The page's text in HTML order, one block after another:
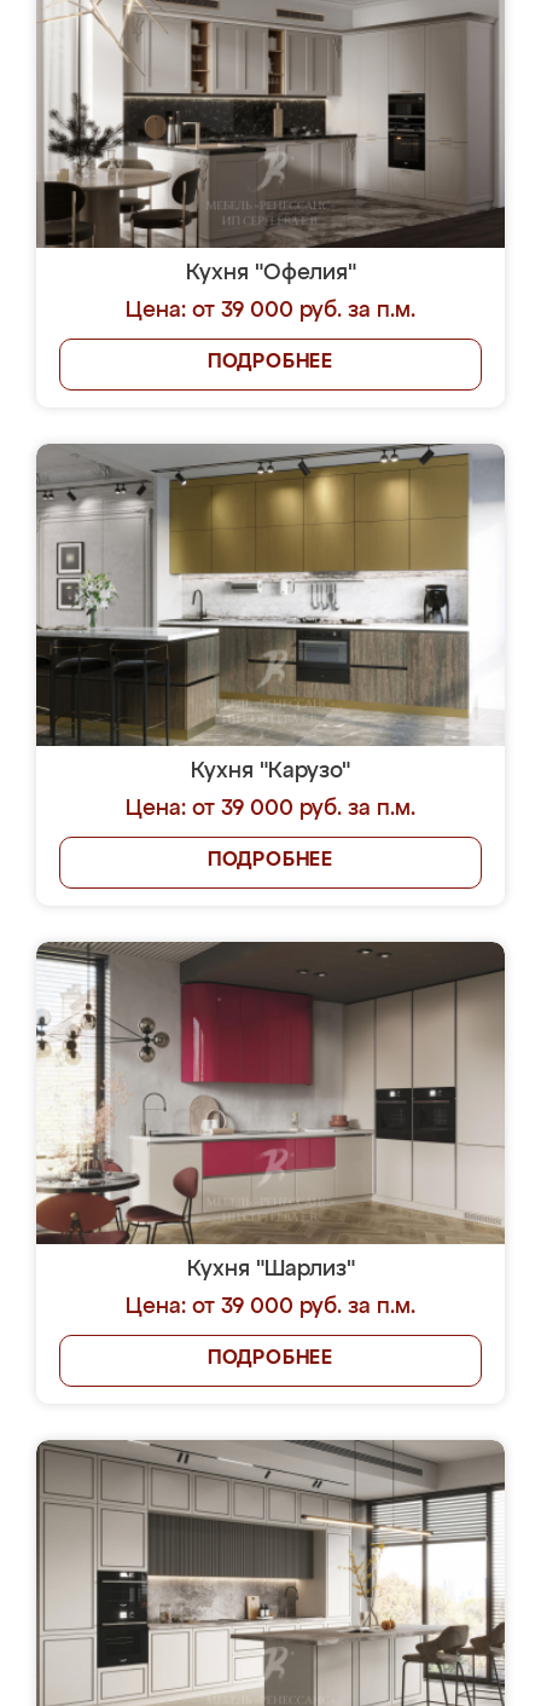
Кухня "Офелия"
Цена: от 39 000 руб. за п.м.
ПОДРОБНЕЕ
Кухня "Карузо"
Цена: от 39 000 руб. за п.м.
ПОДРОБНЕЕ
Кухня "Шарлиз"
Цена: от 39 000 руб. за п.м.
ПОДРОБНЕЕ